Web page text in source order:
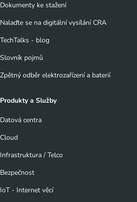
Dokumenty ke stažení
Nalaďte se na digitální vysílání CRA
TechTalks - blog
Slovník pojmů
Zpětný odběr elektrozařízení a baterií
Produkty a Služby
Datová centra
Cloud
Infrastruktura / Telco
Bezpečnost
IoT - Internet věcí